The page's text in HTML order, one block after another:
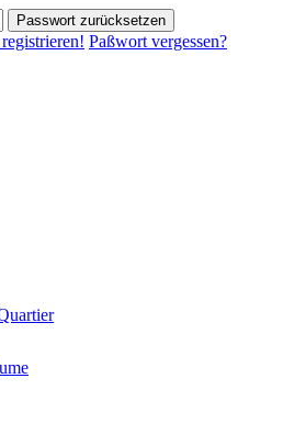
Passwort zurücksetzen
Paßwort vergessen?